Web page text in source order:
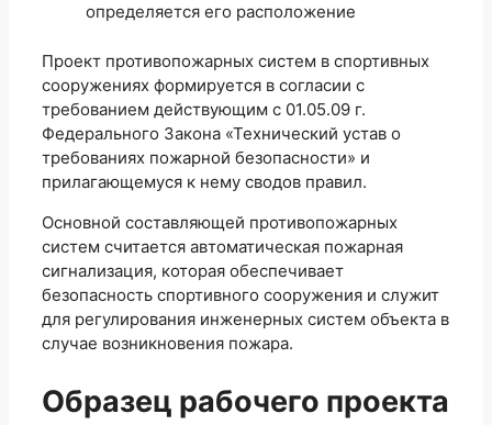
определяется его расположение
Проект противопожарных систем в спортивных
сооружениях формируется в согласии с
требованием действующим с 01.05.09 г.
Федерального Закона «Технический устав о
требованиях пожарной безопасности» и
прилагающемуся к нему сводов правил.
Основной составляющей противопожарных
систем считается автоматическая пожарная
сигнализация, которая обеспечивает
безопасность спортивного сооружения и служит
для регулирования инженерных систем объекта в
случае возникновения пожара.
Образец рабочего проекта